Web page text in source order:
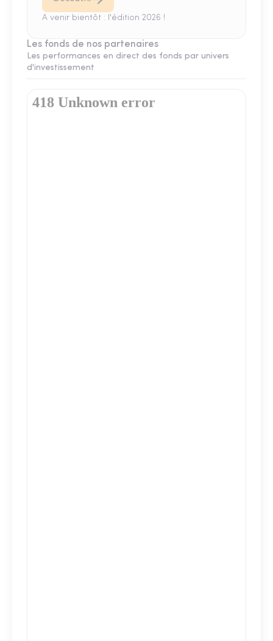
A venir bientôt : l'édition 2026 !
Les fonds de nos partenaires
Les performances en direct des fonds par univers
d'investissement